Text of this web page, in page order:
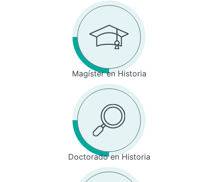
Magíster en Historia
Doctorado en Historia